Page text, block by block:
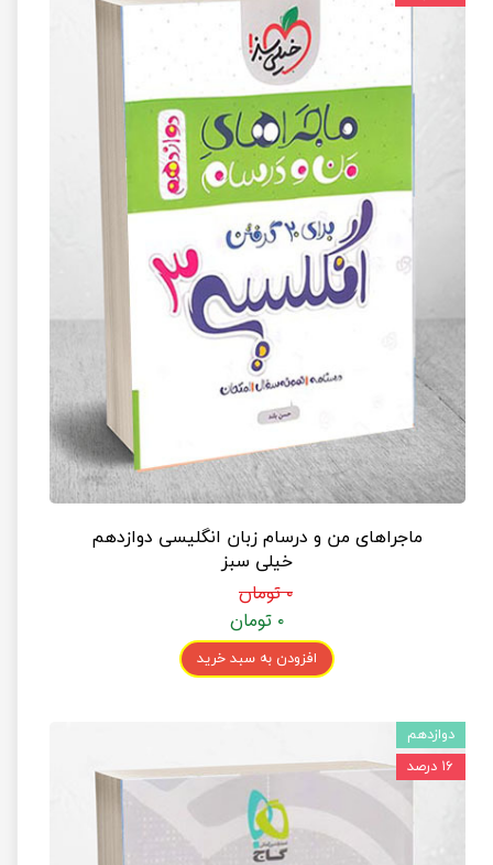
ماجراهای من و درسام زبان انگلیسی دوازدهم
خیلی سبز
۰ تومان
۰ تومان
افزودن به سبد خرید
دوازدهم
۱۶ درصد